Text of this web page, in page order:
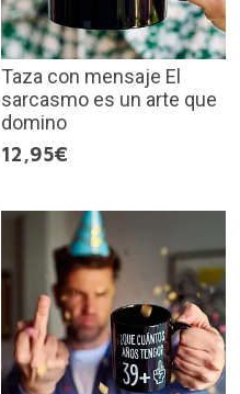
Taza con mensaje El
sarcasmo es un arte que
domino
12,95€